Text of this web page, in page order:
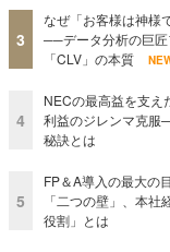
3
なぜ「お客様は神様
──データ分析の巨
「CLV」の本質
4
NECの最高益を支え
利益のジレンマ克服
秘訣とは
5
FP＆A導入の最大の
「二つの壁」、本
役割」とは